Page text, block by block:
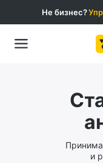
Не бизнес?
и